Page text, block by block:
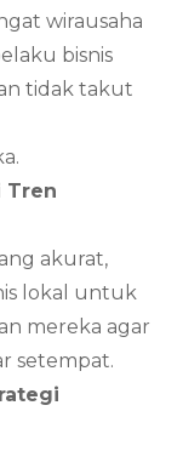
wirausaha
bisnis
tidak takut
Tren
akurat,
lokal untuk
mereka agar
setempat.